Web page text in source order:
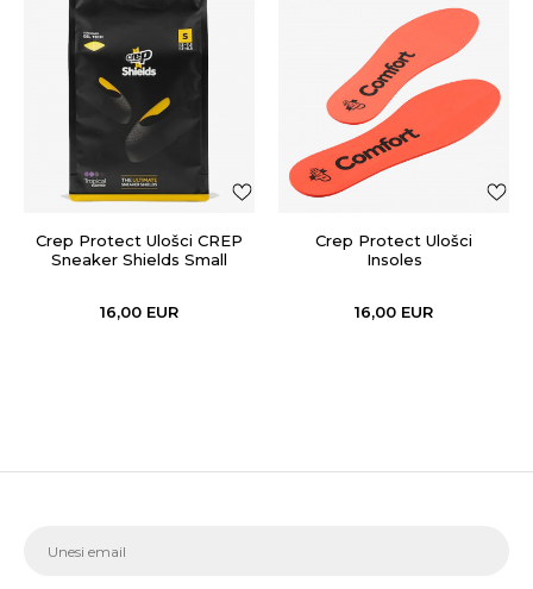
Crep Protect Ulošci CREP
Sneaker Shields Small
16,00 EUR
Crep Protect Ulošci
Insoles
16,00 EUR